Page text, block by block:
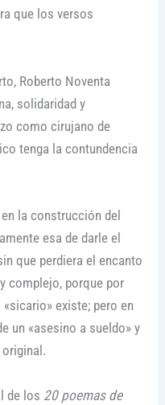
que los versos
Roberto Noventa
solidaridad y
como cirujano de
tenga la contundencia
la construcción del
esa de darle el
que perdiera el encanto
complejo, porque por
existe; pero en
un «asesino a sueldo» y
de los 20 poemas de